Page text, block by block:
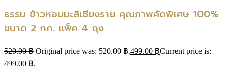
ธรรม ข้าวหอมมะลิเชียงราย คุณภาพคัดพิเศษ 100%
ขนาด 2 กก. แพ็ค 4 ถุง
520.00฿ Original price was: 520.00 ฿.499.00 ฿Current price is:
499.00 ฿.